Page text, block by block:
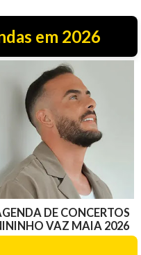
em 2026
DE CONCERTOS
VAZ MAIA 2026